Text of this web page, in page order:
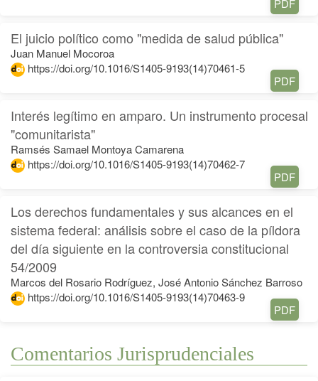
PDF
El juicio político como "medida de salud pública"
Juan Manuel Mocoroa
https://doi.org/10.1016/S1405-9193(14)70461-5
PDF
Interés legítimo en amparo. Un instrumento procesal
"comunitarista"
Ramsés Samael Montoya Camarena
https://doi.org/10.1016/S1405-9193(14)70462-7
PDF
Los derechos fundamentales y sus alcances en el
sistema federal: análisis sobre el caso de la píldora
del día siguiente en la controversia constitucional
54/2009
Marcos del Rosario Rodríguez, José Antonio Sánchez Barroso
https://doi.org/10.1016/S1405-9193(14)70463-9
PDF
Comentarios Jurisprudenciales